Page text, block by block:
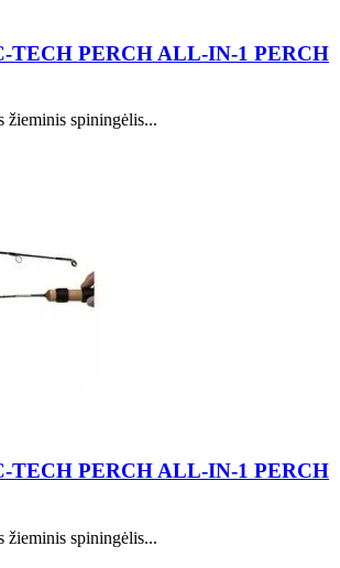
TECH PERCH ALL-IN-1 PERCH
žieminis spiningėlis...
TECH PERCH ALL-IN-1 PERCH
žieminis spiningėlis...